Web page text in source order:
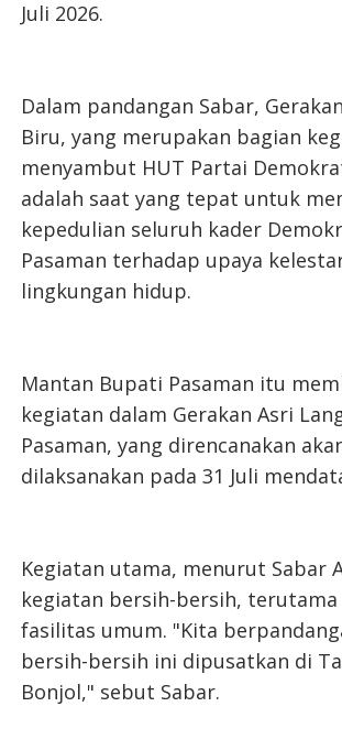
Juli 2026.
Dalam pandangan Sabar,
Biru, yang merupakan bagian
menyambut HUT Partai
adalah saat yang tepat untuk
kepedulian seluruh kader
Pasaman terhadap upaya
lingkungan hidup.
Mantan Bupati Pasaman itu
kegiatan dalam Gerakan Asri
Pasaman, yang direncanakan
dilaksanakan pada 31 Juli
Kegiatan utama, menurut Sabar
kegiatan bersih-bersih,
fasilitas umum. "Kita
bersih-bersih ini dipusatkan di
Bonjol," sebut Sabar.